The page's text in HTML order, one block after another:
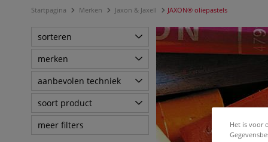
Startpagina Merken Jaxon & Jaxell JAXON® oliepastels
sorteren
merken
aanbevolen techniek
soort product
meer filters
Het is voor